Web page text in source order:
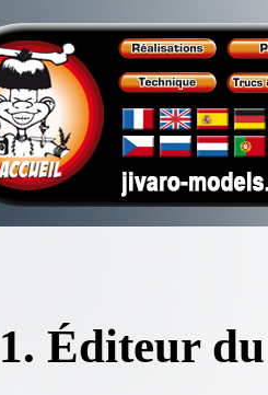
1. Éditeur